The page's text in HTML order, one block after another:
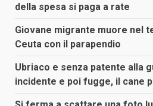
della spesa si paga a rate
Giovane migrante muore nel
Ceuta con il parapendio
Ubriaco e senza patente alla
incidente e poi fugge, il cane